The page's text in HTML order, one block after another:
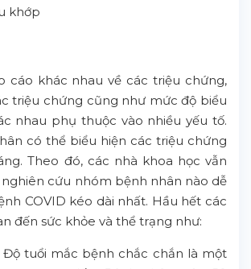
khớp
cáo khác nhau về các triệu chứng,
triệu chứng cũng như mức độ biểu
nhau phụ thuộc vào nhiều yếu tố.
có thể biểu hiện các triệu chứng
Theo đó, các nhà khoa học vẫn
cứu nhóm bệnh nhân nào dễ
COVID kéo dài nhất. Hầu hết các
đến sức khỏe và thể trạng như:
Độ tuổi mắc bệnh chắc chắn là một